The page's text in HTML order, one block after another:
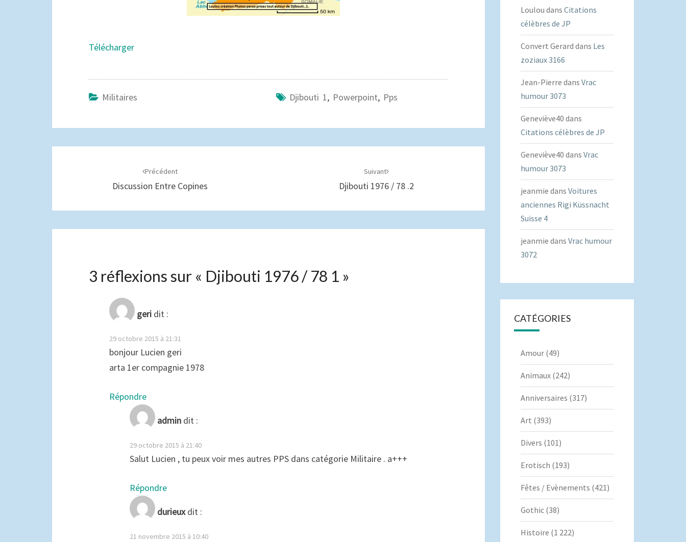
Télécharger
Militaires Djibouti 1, Powerpoint, Pps
Précédent
Discussion Entre Copines
Suivant
Djibouti 1976 / 78 .2
3 réflexions sur « Djibouti 1976 / 78 1 »
geri dit :
29 octobre 2015 à 21:31
bonjour Lucien geri
arta 1er compagnie 1978
Répondre
admin dit :
29 octobre 2015 à 21:40
Salut Lucien , tu peux voir mes autres PPS dans catégorie Militaire . a+++
Répondre
durieux dit :
21 novembre 2015 à 10:40
Loulou dans Citations
célèbres de JP
Convert Gerard dans Les
zoziaux 3166
Jean-Pierre dans Vrac
humour 3073
Geneviève40 dans
Citations célèbres de JP
Geneviève40 dans Vrac
humour 3073
jeanmie dans Voitures
anciennes Rigi Küssnacht
Suisse 4
jeanmie dans Vrac humour
3072
CATÉGORIES
Amour(49)
Animaux(242)
Anniversaires (317)
Art (393)
Divers (101)
Erotisch (193)
Fêtes / Evènements (421)
Gothic(38)
Histoire (1 222)